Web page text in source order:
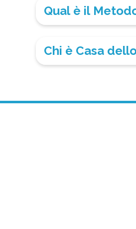
Qual è il
Chi è Casa